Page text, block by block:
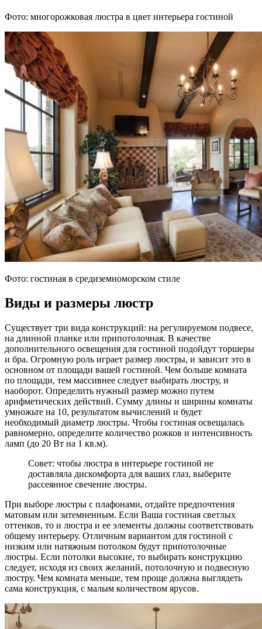
Фото: многорожковая люстра в цвет интерьера гостиной
Фото: гостиная в средиземноморском стиле
Виды и размеры люстр
Существует три вида конструкций: на регулируемом подвесе,
на длинной планке или припотолочная. В качестве
дополнительного освещения для гостиной подойдут торшеры
и бра. Огромную роль играет размер люстры, и зависит это в
основном от площади вашей гостиной. Чем больше комната
по площади, тем массивнее следует выбирать люстру, и
наоборот. Определить нужный размер можно путем
арифметических действий. Сумму длины и ширины комнаты
умножьте на 10, результатом вычислений и будет
необходимый диаметр люстры. Чтобы гостиная освещалась
равномерно, определите количество рожков и интенсивность
ламп (до 20 Вт на 1 кв.м).
Совет: чтобы люстра в интерьере гостиной не
доставляла дискомфорта для ваших глаз, выберите
рассеянное свечение люстры.
При выборе люстры с плафонами, отдайте предпочтения
матовым или затемненным. Если Ваша гостиная светлых
оттенков, то и люстра и ее элементы должны соответствовать
общему интерьеру. Отличным вариантом для гостиной с
низким или натяжным потолком будут припотолочные
люстры. Если потолки высокие, то выбирать конструкцию
следует, исходя из своих желаний, потолочную и подвесную
люстру. Чем комната меньше, тем проще должна выглядеть
сама конструкция, с малым количеством ярусов.